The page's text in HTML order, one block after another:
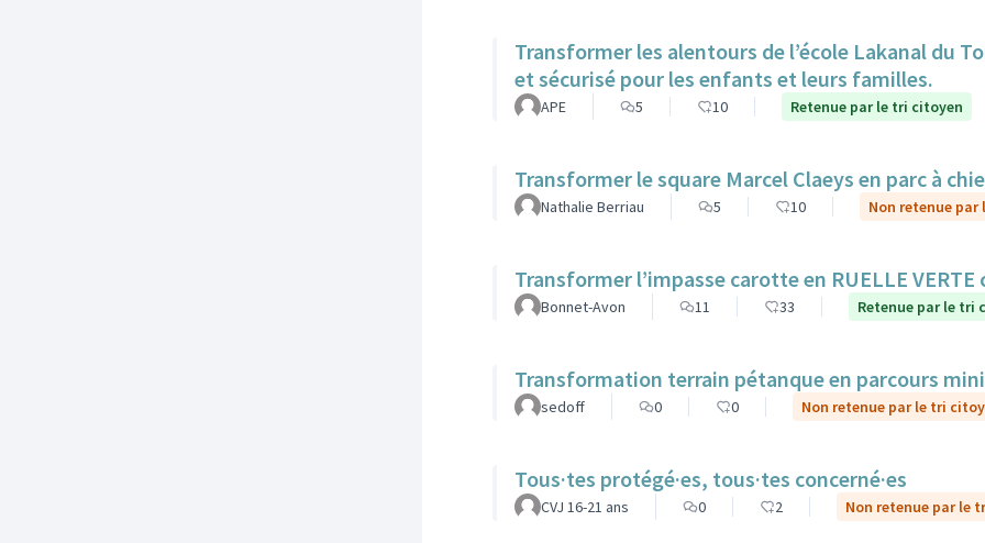
Transformer les alentours de l’école Lakanal du
et sécurisé pour les enfants et leurs familles.
APE 5 10 Retenue par le tri citoyen
Transformer le square Marcel Claeys en parc à
Nathalie Berriau 5 10 Non retenue
Transformer l’impasse carotte en RUELLE
Bonnet-Avon 11 33 Retenue par le tri
Transformation terrain pétanque en parcours
sedoff 0 0 Non retenue par le tri
Tous·tes protégé·es, tous·tes concerné·es
CVJ 16-21 ans 0 2 Non retenue par le